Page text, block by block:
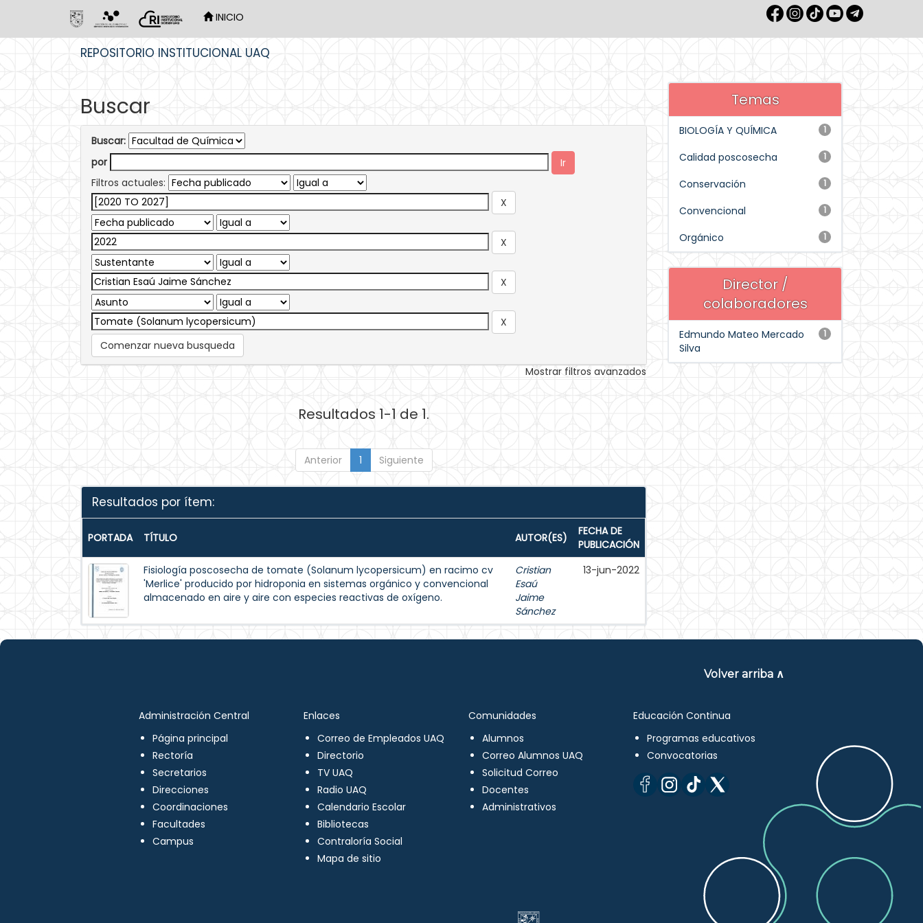
INICIO
REPOSITORIO INSTITUCIONAL UAQ
Buscar
Buscar:
por
Filtros actuales:
Comenzar nueva busqueda
Mostrar filtros avanzados
Resultados 1-1 de 1.
Anterior 1 Siguiente
Resultados por ítem:
PORTADA TÍTULO AUTOR(ES)
FECHA DE
PUBLICACIÓN
Fisiología poscosecha de tomate (Solanum lycopersicum) en racimo cv
'Merlice' producido por hidroponia en sistemas orgánico y convencional
almacenado en aire y aire con especies reactivas de oxígeno.
Cristian
Esaú
Jaime
Sánchez
13-jun-2022
Temas
1
BIOLOGÍA Y QUÍMICA
1
Calidad poscosecha
1
Conservación
1
Convencional
1
Orgánico
Director /
colaboradores
1
Edmundo Mateo Mercado
Silva
Volver arriba ∧
Administración Central
Página principal
Rectoría
Secretarios
Direcciones
Coordinaciones
Facultades
Campus
Enlaces
Correo de Empleados UAQ
Directorio
TV UAQ
Radio UAQ
Calendario Escolar
Bibliotecas
Contraloría Social
Mapa de sitio
Comunidades
Alumnos
Correo Alumnos UAQ
Solicitud Correo
Docentes
Administrativos
Educación Continua
Programas educativos
Convocatorias